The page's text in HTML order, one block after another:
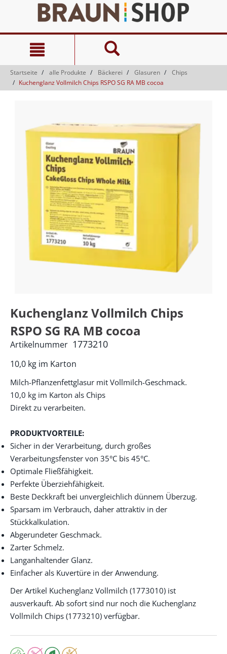
springen
Navigationsmenü
springen
Startseite alle Produkte Bäckerei Glasuren
Chips
Kuchenglanz Vollmilch Chips RSPO SG RA MB cocoa
Kuchenglanz Vollmilch Chips
RSPO SG RA MB cocoa
10,0 kg im Karton
Artikelnummer 1773210
Milch-Pflanzenfettglasur mit Vollmilch-Geschmack.
10,0 kg im Karton als Chips
Direkt zu verarbeiten.
PRODUKTVORTEILE:
Sicher in der Verarbeitung, durch großes
Verarbeitungsfenster von 35°C bis 45°C.
Optimale Fließfähigkeit.
Perfekte Überziehfähigkeit.
Beste Deckkraft bei unvergleichlich dünnem Überzug.
Sparsam im Verbrauch, daher attraktiv in der
Stückkalkulation.
Abgerundeter Geschmack.
Zarter Schmelz.
Langanhaltender Glanz.
Einfacher als Kuvertüre in der Anwendung.
Der Artikel Kuchenglanz Vollmilch (1773010) ist
ausverkauft. Ab sofort sind nur noch die Kuchenglanz
Vollmilch Chips (1773210) verfügbar.